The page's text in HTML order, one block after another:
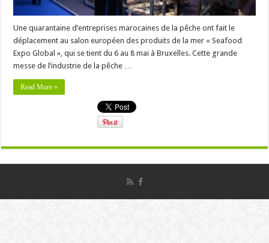
Une quarantaine d’entreprises marocaines de la pêche ont fait le
déplacement au salon européen des produits de la mer « Seafood
Expo Global », qui se tient du 6 au 8 mai à Bruxelles. Cette grande
messe de l’industrie de la pêche …
Read More »